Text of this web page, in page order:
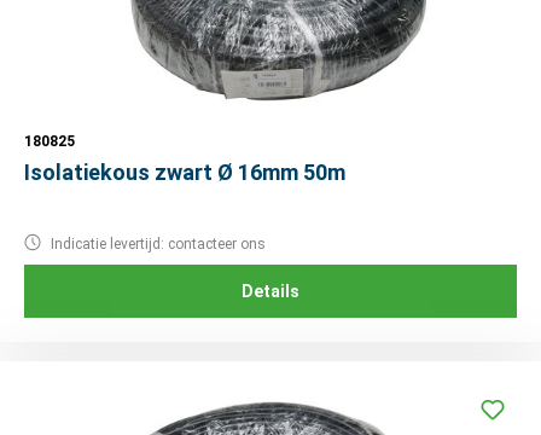
180825
Isolatiekous zwart Ø 16mm 50m
Indicatie levertijd: contacteer ons
Details